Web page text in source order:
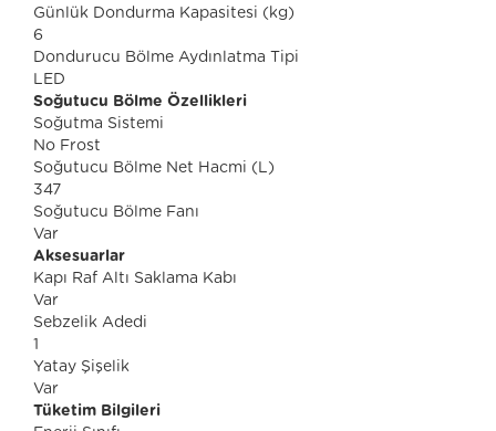
Günlük Dondurma Kapasitesi (kg)
6
Dondurucu Bölme Aydınlatma Tipi
LED
Soğutucu Bölme Özellikleri
Soğutma Sistemi
No Frost
Soğutucu Bölme Net Hacmi (L)
347
Soğutucu Bölme Fanı
Var
Aksesuarlar
Kapı Raf Altı Saklama Kabı
Var
Sebzelik Adedi
1
Yatay Şişelik
Var
Tüketim Bilgileri